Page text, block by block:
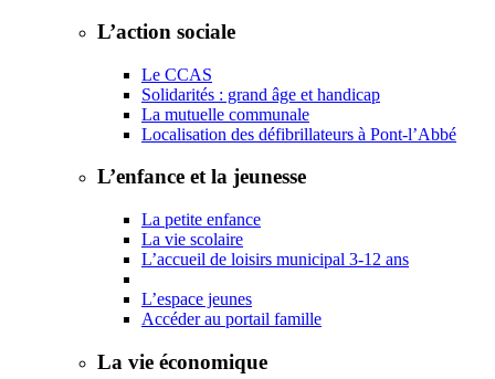
L’action sociale
Le CCAS
Solidarités : grand âge et handicap
La mutuelle communale
Localisation des défibrillateurs à Pont-l’Abbé
L’enfance et la jeunesse
La petite enfance
La vie scolaire
L’accueil de loisirs municipal 3-12 ans
L’espace jeunes
Accéder au portail famille
La vie économique